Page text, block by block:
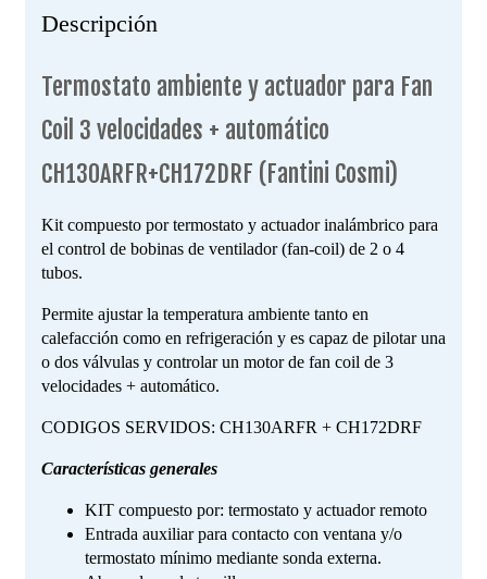
Descripción
Termostato ambiente y actuador para Fan
Coil 3 velocidades + automático
CH130ARFR+CH172DRF (Fantini Cosmi)
Kit compuesto por termostato y actuador inalámbrico para
el control de bobinas de ventilador (fan-coil) de 2 o 4
tubos.
Permite ajustar la temperatura ambiente tanto en
calefacción como en refrigeración y es capaz de pilotar una
o dos válvulas y controlar un motor de fan coil de 3
velocidades + automático.
CODIGOS SERVIDOS: CH130ARFR + CH172DRF
Características generales
KIT compuesto por: termostato y actuador remoto
Entrada auxiliar para contacto con ventana y/o
termostato mínimo mediante sonda externa.